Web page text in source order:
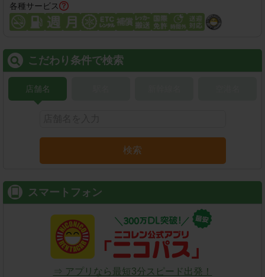
各種サービス
こだわり条件で検索
店舗名
検索
スマートフォン
⇒ アプリなら最短3分スピード出発！